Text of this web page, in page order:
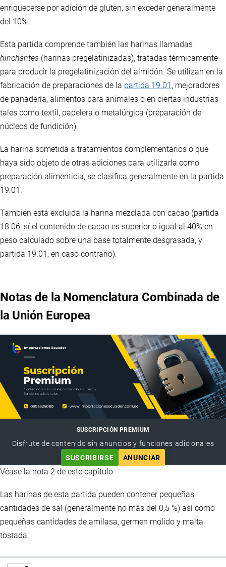
enriquecerse por adición de gluten, sin exceder generalmente
del 10%.
Esta partida comprende también las harinas llamadas
hinchantes (harinas pregelatinizadas), tratadas térmicamente
para producir la pregelatinización del almidón. Se utilizan en la
fabricación de preparaciones de la partida 19.01 , mejoradores
de panadería, alimentos para animales o en ciertas industrias
tales como textil, papelera o metalúrgica (preparación de
núcleos de fundición).
La harina sometida a tratamientos complementarios o que
haya sido objeto de otras adiciones para utilizarla como
preparación alimenticia, se clasifica generalmente en la partida
19.01.
También está excluida la harina mezclada con cacao (partida
18.06, sí el contenido de cacao es superior o igual al 40% en
peso calculado sobre una base totalmente desgrasada, y
partida 19.01, en caso contrario).
Notas de la Nomenclatura Combinada de
la Unión Europea
SUSCRIPCIÓN PREMIUM
Disfrute de contenido sin anuncios y funciones adicionales
SUSCRIBIRSE
ANUNCIAR
Véase la nota 2 de este capítulo.
Las harinas de esta partida pueden contener pequeñas
cantidades de sal (generalmente no más del 0,5 %) así como
pequeñas cantidades de amilasa, germen molido y malta
tostada.